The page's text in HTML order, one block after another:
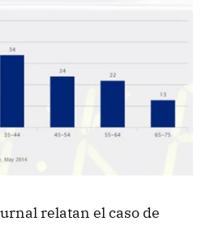
relatan el caso de